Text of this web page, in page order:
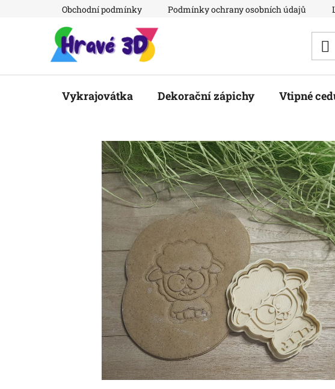
Obchodní podmínky Podmínky ochrany osobních údajů
Vykrajovátka Dekorační zápichy Vtipné